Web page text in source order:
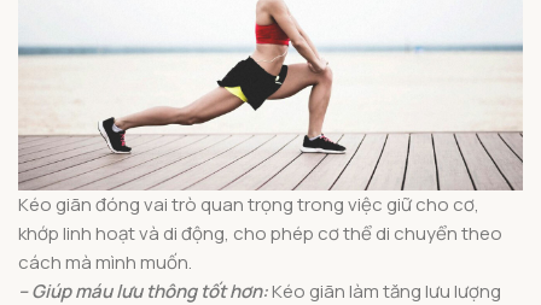
Kéo giãn đóng vai trò quan trọng trong việc giữ cho cơ,
khớp linh hoạt và di động, cho phép cơ thể di chuyển theo
cách mà mình muốn.
– Giúp máu lưu thông tốt hơn:Kéo giãn làm tăng lưu lượng